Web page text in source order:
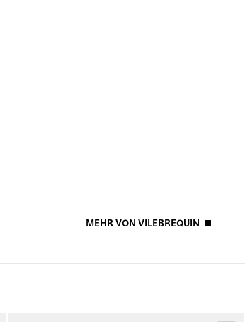
MEHR VON VILEBREQUIN